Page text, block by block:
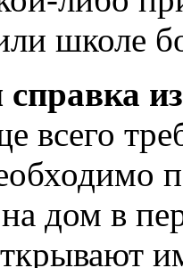
школе
всего
дом в